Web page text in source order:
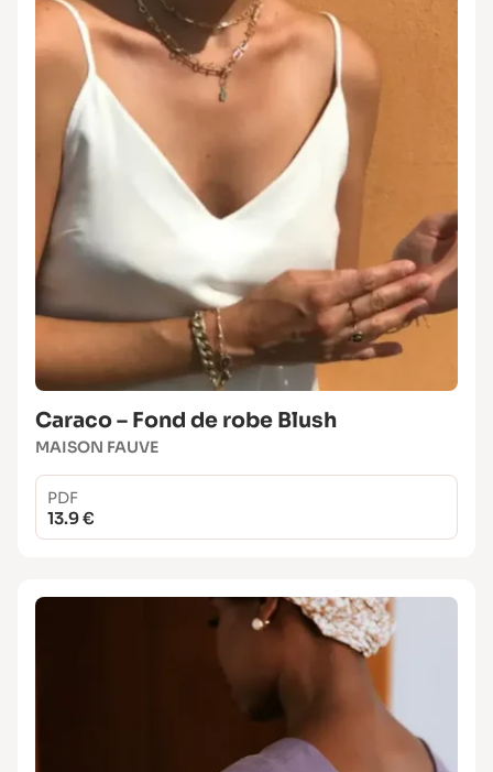
Caraco – Fond de robe Blush
MAISON FAUVE
PDF
13.9 €